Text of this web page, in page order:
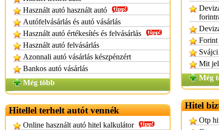
Használt autó használt autó
Autófelvásárlás és autó vásárlás
Használt autó értékesítés és felvásárlás
Használt autó felvásárlás
Azonnali autó vásárlás készpénzért
Bankos autó vásárlás
Még több
Hitellel terhelt autót vennék
Online használt autó hitel kalkulátor
Forint
Mit
Még
Hitel
Otp